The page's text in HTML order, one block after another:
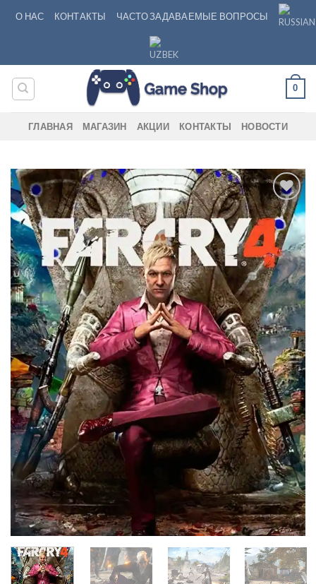
О НАС КОНТАКТЫ ЧАСТО ЗАДАВАЕМЫЕ ВОПРОСЫ
0
ГЛАВНАЯ МАГАЗИН АКЦИИ КОНТАКТЫ НОВОСТИ
Add to
wishlist